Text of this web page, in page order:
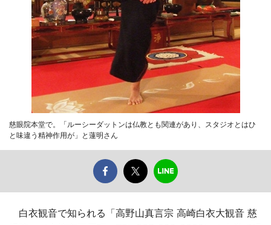
慈眼院本堂で。「ルーシーダットンは仏教とも関連があり、スタジオとはひ
と味違う精神作用が」と蓮明さん
白衣観音で知られる「高野山真言宗 高崎白衣大観音 慈